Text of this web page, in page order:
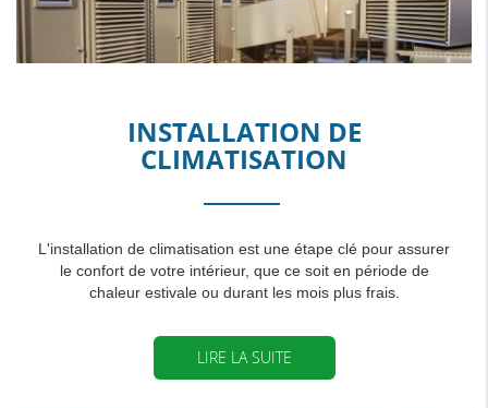
INSTALLATION DE
CLIMATISATION
L'installation de climatisation est une étape clé pour assurer
le confort de votre intérieur, que ce soit en période de
chaleur estivale ou durant les mois plus frais.
LIRE LA SUITE